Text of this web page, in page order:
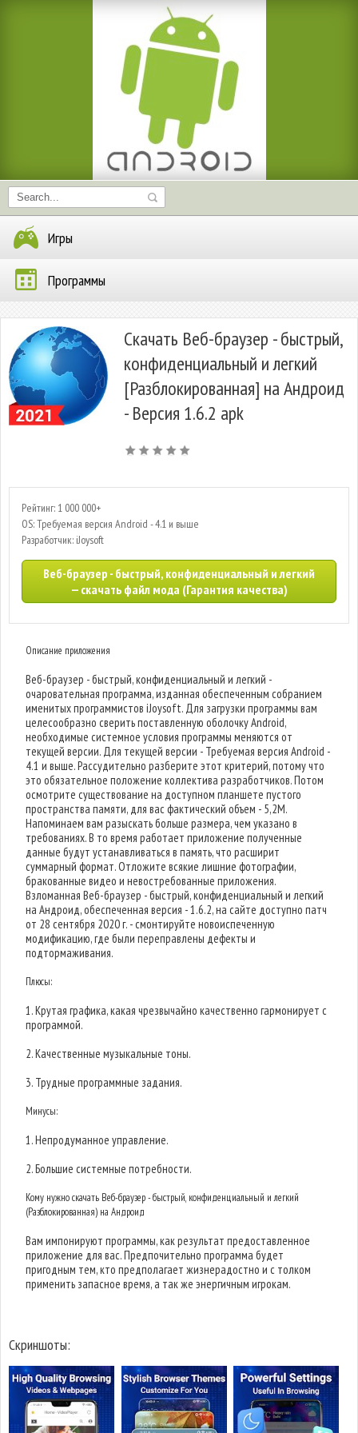
Игры
Программы
Скачать Веб-браузер - быстрый,
конфиденциальный и легкий
[Разблокированная] на Андроид
- Версия 1.6.2 apk
Рейтинг: 1 000 000+
OS: Требуемая версия Android - 4.1 и выше
Разработчик: iJoysoft
Веб-браузер - быстрый, конфиденциальный и легкий
— скачать файл мода (Гарантия качества)
Описание приложения
Веб-браузер - быстрый, конфиденциальный и легкий -
очаровательная программа, изданная обеспеченным собранием
именитых программистов iJoysoft. Для загрузки программы вам
целесообразно сверить поставленную оболочку Android,
необходимые системное условия программы меняются от
текущей версии. Для текущей версии - Требуемая версия Android -
4.1 и выше. Рассудительно разберите этот критерий, потому что
это обязательное положение коллектива разработчиков. Потом
осмотрите существование на доступном планшете пустого
пространства памяти, для вас фактический объем - 5,2M.
Напоминаем вам разыскать больше размера, чем указано в
требованиях. В то время работает приложение полученные
данные будут устанавливаться в память, что расширит
суммарный формат. Отложите всякие лишние фотографии,
бракованные видео и невостребованные приложения.
Взломанная Веб-браузер - быстрый, конфиденциальный и легкий
на Андроид, обеспеченная версия - 1.6.2, на сайте доступно патч
от 28 сентября 2020 г. - смонтируйте новоиспеченную
модификацию, где были переправлены дефекты и
подтормаживания.
Плюсы:
1. Крутая графика, какая чрезвычайно качественно гармонирует с
программой.
2. Качественные музыкальные тоны.
3. Трудные программные задания.
Минусы:
1. Непродуманное управление.
2. Большие системные потребности.
Кому нужно скачать Веб-браузер - быстрый, конфиденциальный и легкий
(Разблокированная) на Андроид
Вам импонируют программы, как результат предоставленное
приложение для вас. Предпочительно программа будет
пригодным тем, кто предполагает жизнерадостно и с толком
применить запасное время, а так же энергичным игрокам.
Скриншоты: